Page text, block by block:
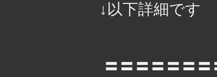
↓以下詳細です
〓〓〓〓〓〓